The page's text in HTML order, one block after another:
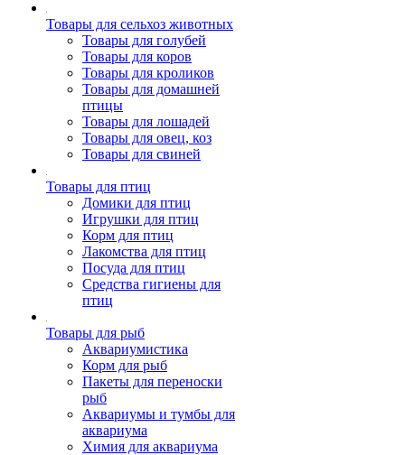
Товары для сельхоз животных
Товары для голубей
Товары для коров
Товары для кроликов
Товары для домашней
птицы
Товары для лошадей
Товары для овец, коз
Товары для свиней
Товары для птиц
Домики для птиц
Игрушки для птиц
Корм для птиц
Лакомства для птиц
Посуда для птиц
Средства гигиены для
птиц
Товары для рыб
Аквариумистика
Корм для рыб
Пакеты для переноски
рыб
Аквариумы и тумбы для
аквариума
Химия для аквариума